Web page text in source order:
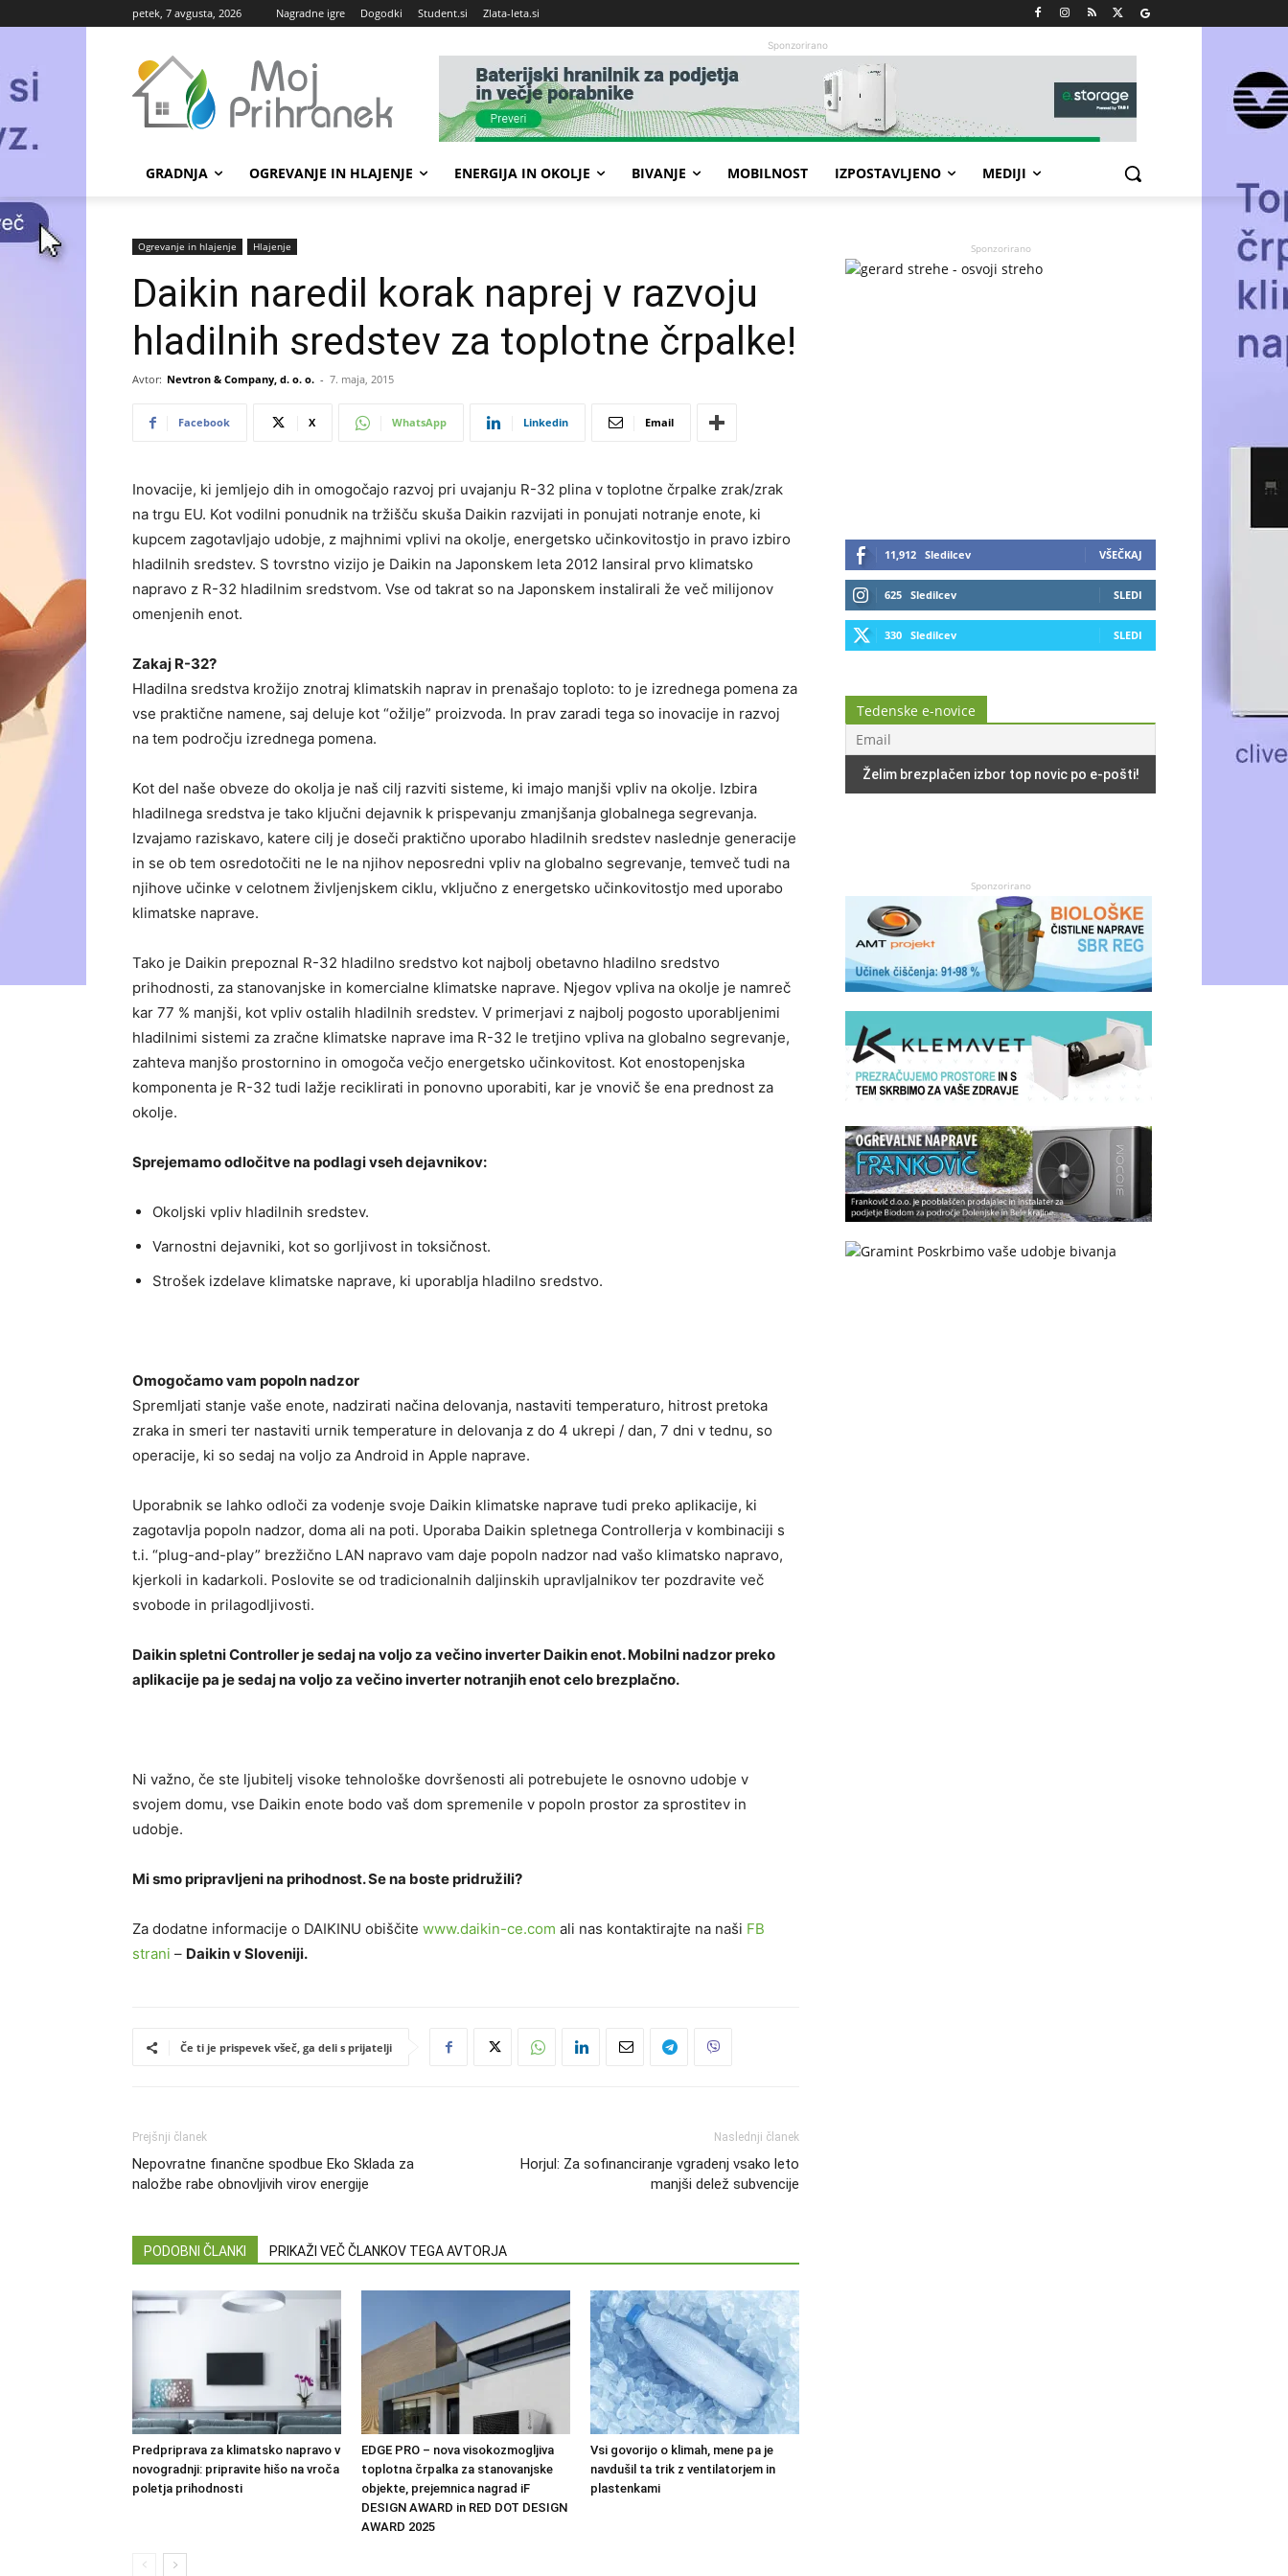
petek, 7 avgusta, 2026 Nagradne igre Dogodki Student.si Zlata-leta.si
Sponzorirano
GRADNJA OGREVANJE IN HLAJENJE ENERGIJA IN OKOLJE BIVANJE MOBILNOST IZPOSTAVLJENO MEDIJI
Ogrevanje in hlajenje Hlajenje
Daikin naredil korak naprej v razvoju
hladilnih sredstev za toplotne črpalke!
Avtor: Nevtron & Company, d. o. o. - 7. maja, 2015
Facebook X WhatsApp Linkedin Email
Inovacije, ki jemljejo dih in omogočajo razvoj pri uvajanju R-32 plina v toplotne črpalke zrak/zrak
na trgu EU. Kot vodilni ponudnik na tržišču skuša Daikin razvijati in ponujati notranje enote, ki
kupcem zagotavljajo udobje, z majhnimi vplivi na okolje, energetsko učinkovitostjo in pravo izbiro
hladilnih sredstev. S tovrstno vizijo je Daikin na Japonskem leta 2012 lansiral prvo klimatsko
napravo z R-32 hladilnim sredstvom. Vse od takrat so na Japonskem instalirali že več milijonov
omenjenih enot.
Zakaj R-32?
Hladilna sredstva krožijo znotraj klimatskih naprav in prenašajo toploto: to je izrednega pomena za
vse praktične namene, saj deluje kot “ožilje” proizvoda. In prav zaradi tega so inovacije in razvoj
na tem področju izrednega pomena.
Kot del naše obveze do okolja je naš cilj razviti sisteme, ki imajo manjši vpliv na okolje. Izbira
hladilnega sredstva je tako ključni dejavnik k prispevanju zmanjšanja globalnega segrevanja.
Izvajamo raziskavo, katere cilj je doseči praktično uporabo hladilnih sredstev naslednje generacije
in se ob tem osredotočiti ne le na njihov neposredni vpliv na globalno segrevanje, temveč tudi na
njihove učinke v celotnem življenjskem ciklu, vključno z energetsko učinkovitostjo med uporabo
klimatske naprave.
Tako je Daikin prepoznal R-32 hladilno sredstvo kot najbolj obetavno hladilno sredstvo
prihodnosti, za stanovanjske in komercialne klimatske naprave. Njegov vpliva na okolje je namreč
kar 77 % manjši, kot vpliv ostalih hladilnih sredstev. V primerjavi z najbolj pogosto uporabljenimi
hladilnimi sistemi za zračne klimatske naprave ima R-32 le tretjino vpliva na globalno segrevanje,
zahteva manjšo prostornino in omogoča večjo energetsko učinkovitost. Kot enostopenjska
komponenta je R-32 tudi lažje reciklirati in ponovno uporabiti, kar je vnovič še ena prednost za
okolje.
Sprejemamo odločitve na podlagi vseh dejavnikov:
Okoljski vpliv hladilnih sredstev.
Varnostni dejavniki, kot so gorljivost in toksičnost.
Strošek izdelave klimatske naprave, ki uporablja hladilno sredstvo.
Omogočamo vam popoln nadzor
Spremljati stanje vaše enote, nadzirati načina delovanja, nastaviti temperaturo, hitrost pretoka
zraka in smeri ter nastaviti urnik temperature in delovanja z do 4 ukrepi / dan, 7 dni v tednu, so
operacije, ki so sedaj na voljo za Android in Apple naprave.
Uporabnik se lahko odloči za vodenje svoje Daikin klimatske naprave tudi preko aplikacije, ki
zagotavlja popoln nadzor, doma ali na poti. Uporaba Daikin spletnega Controllerja v kombinaciji s
t.i. “plug-and-play” brezžično LAN napravo vam daje popoln nadzor nad vašo klimatsko napravo,
kjerkoli in kadarkoli. Poslovite se od tradicionalnih daljinskih upravljalnikov ter pozdravite več
svobode in prilagodljivosti.
Daikin spletni Controller je sedaj na voljo za večino inverter Daikin enot. Mobilni nadzor preko
aplikacije pa je sedaj na voljo za večino inverter notranjih enot celo brezplačno.
Ni važno, če ste ljubitelj visoke tehnološke dovršenosti ali potrebujete le osnovno udobje v
svojem domu, vse Daikin enote bodo vaš dom spremenile v popoln prostor za sprostitev in
udobje.
Mi smo pripravljeni na prihodnost. Se na boste pridružili?
Za dodatne informacije o DAIKINU obiščite www.daikin-ce.com ali nas kontaktirajte na naši FB
strani – Daikin v Sloveniji.
Če ti je prispevek všeč, ga deli s prijatelji
Prejšnji članek
Nepovratne finančne spodbue Eko Sklada za
naložbe rabe obnovljivih virov energije
Naslednji članek
Horjul: Za sofinanciranje vgradenj vsako leto
manjši delež subvencije
PODOBNI ČLANKI PRIKAŽI VEČ ČLANKOV TEGA AVTORJA
Predpriprava za klimatsko napravo v
novogradnji: pripravite hišo na vroča
poletja prihodnosti
EDGE PRO – nova visokozmogljiva
toplotna črpalka za stanovanjske
objekte, prejemnica nagrad iF
DESIGN AWARD in RED DOT DESIGN
AWARD 2025
Vsi govorijo o klimah, mene pa je
navdušil ta trik z ventilatorjem in
plastenkami
Sponzorirano
11,912 Sledilcev VŠEČKAJ
625 Sledilcev SLEDI
330 Sledilcev SLEDI
Tedenske e-novice
Sponzorirano